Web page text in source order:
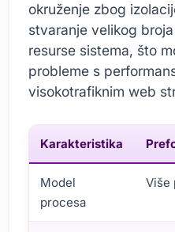
okruženje zbog
stvaranje velikog
resurse sistema, što
probleme s
visokotrafiknim web
Karakteristika
Model
procesa
Više